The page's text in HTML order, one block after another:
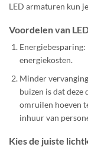
LED armaturen kun
Voordelen van
energiekosten.
Minder
buizen is dat
omruilen hoeven
inhuur van
Kies de juiste